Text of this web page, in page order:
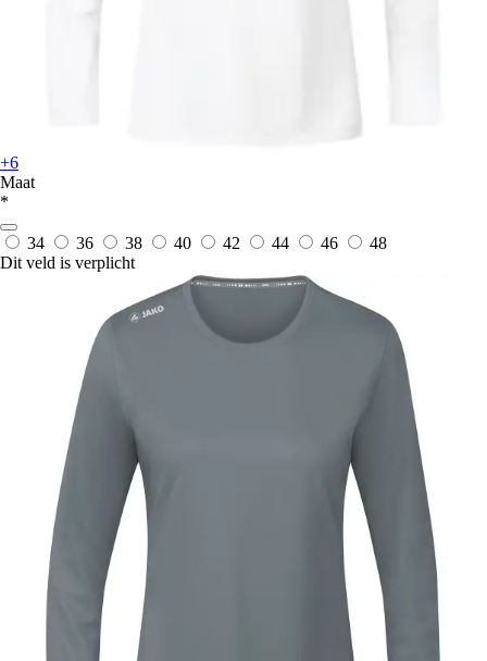
+6
Maat
*
34 36 38 40 42 44 46
48
Dit veld is verplicht